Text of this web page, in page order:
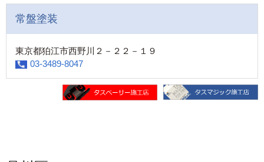
常盤塗装
東京都狛江市西野川２－２２－１９
03-3489-8047